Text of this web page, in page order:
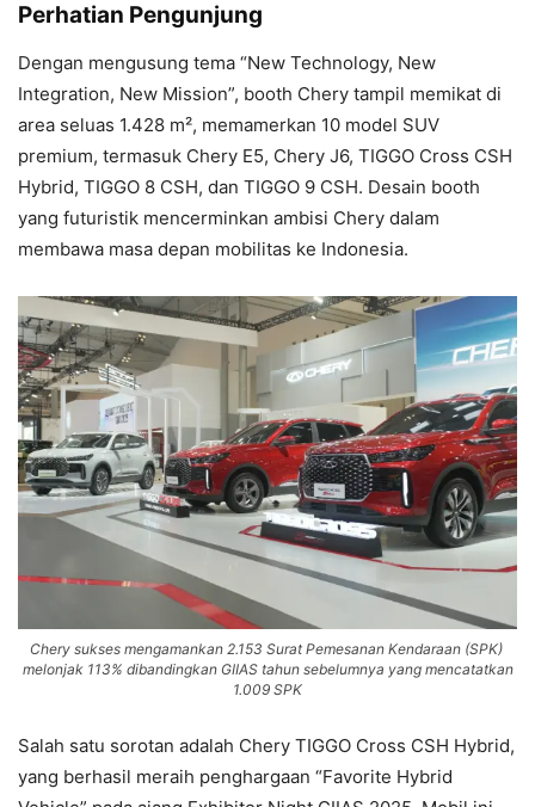
Perhatian Pengunjung
Dengan mengusung tema “New Technology, New
Integration, New Mission”, booth Chery tampil memikat di
area seluas 1.428 m², memamerkan 10 model SUV
premium, termasuk Chery E5, Chery J6, TIGGO Cross CSH
Hybrid, TIGGO 8 CSH, dan TIGGO 9 CSH. Desain booth
yang futuristik mencerminkan ambisi Chery dalam
membawa masa depan mobilitas ke Indonesia.
Chery sukses mengamankan 2.153 Surat Pemesanan Kendaraan (SPK)
melonjak 113% dibandingkan GIIAS tahun sebelumnya yang mencatatkan
1.009 SPK
Salah satu sorotan adalah Chery TIGGO Cross CSH Hybrid,
yang berhasil meraih penghargaan “Favorite Hybrid